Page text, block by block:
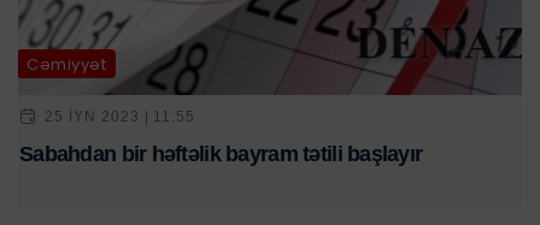
Cəmiyyət
25 IYN 2023 | 11:55
Sabahdan bir həftəlik bayram tətili başlayır